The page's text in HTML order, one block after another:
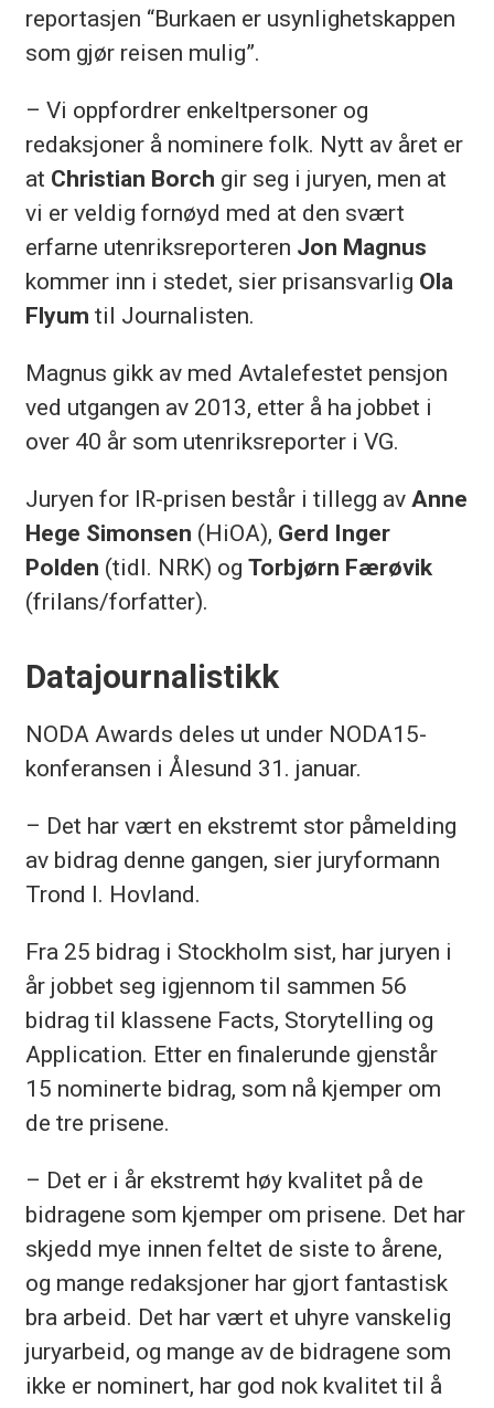
reportasjen “Burkaen er usynlighetskappen
som gjør reisen mulig”.
– Vi oppfordrer enkeltpersoner og
redaksjoner å nominere folk. Nytt av året er
at Christian Borch gir seg i juryen, men at
vi er veldig fornøyd med at den svært
erfarne utenriksreporteren Jon Magnus
kommer inn i stedet, sier prisansvarlig Ola
Flyum til Journalisten.
Magnus gikk av med Avtalefestet pensjon
ved utgangen av 2013, etter å ha jobbet i
over 40 år som utenriksreporter i VG.
Juryen for IR-prisen består i tillegg av Anne
Hege Simonsen (HiOA), Gerd Inger
Polden (tidl. NRK) og Torbjørn Færøvik
(frilans/forfatter).
Datajournalistikk
NODA Awards deles ut under NODA15-
konferansen i Ålesund 31. januar.
– Det har vært en ekstremt stor påmelding
av bidrag denne gangen, sier juryformann
Trond I. Hovland.
Fra 25 bidrag i Stockholm sist, har juryen i
år jobbet seg igjennom til sammen 56
bidrag til klassene Facts, Storytelling og
Application. Etter en finalerunde gjenstår
15 nominerte bidrag, som nå kjemper om
de tre prisene.
– Det er i år ekstremt høy kvalitet på de
bidragene som kjemper om prisene. Det har
skjedd mye innen feltet de siste to årene,
og mange redaksjoner har gjort fantastisk
bra arbeid. Det har vært et uhyre vanskelig
juryarbeid, og mange av de bidragene som
ikke er nominert, har god nok kvalitet til å